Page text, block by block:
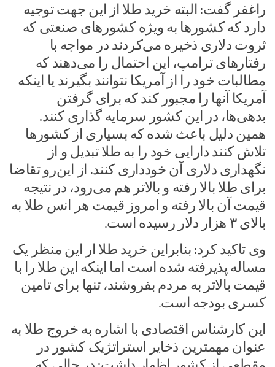
راغفر گفت: البته خرید طلا از این جهت توجیه
دارد که کشورها به ویژه کشورهای صنعتی که
ثروت دلاری ذخیره می‌کردند در مواجه با
رفتارهای ترامپ، این احتمال را می‌دهند که
مطالبات خود را از آمریکا نتوانند بگیرند یا اینکه
آمریکا آنها را مجبور کند که برای گرفتن
بدهی‌ها، در این کشور سرمایه گذاری کنند.
همین دلیل باعث شده که بسیاری از کشورها
تلاش کنند دارایی خود را به طلا تبدیل و از
نگهداری دلاری آن خودداری کنند. از این‌رو تقاضا
برای طلا بالا رفته و بالاتر هم می‌رود، در نتیجه
قیمت آن بالا رفته و امروز قیمت هر انس طلا به
بالای ۳ هزار دلار رسیده است.
وی تاکید کرد: بنابراین خرید طلا ار این منظر یک
مساله پذیرفته شده است اما اینکه این طلا را با
قیمت بالاتر به مردم بفروشند، تنها برای تامین
کسری بودجه است.
این کارشناس اقتصادی با اشاره به خروج طلا به
عنوان مهمترین ذخایر استراتژیک کشور در